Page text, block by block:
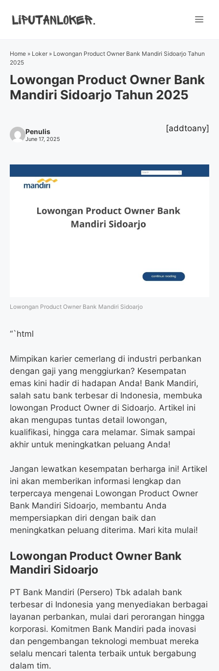
Home » Loker » Lowongan Product Owner Bank Mandiri Sidoarjo Tahun
2025
Lowongan Product Owner Bank
Mandiri Sidoarjo Tahun 2025
Penulis
June 17, 2025
[addtoany]
Lowongan Product Owner Bank Mandiri Sidoarjo
“`html
Mimpikan karier cemerlang di industri perbankan
dengan gaji yang menggiurkan? Kesempatan
emas kini hadir di hadapan Anda! Bank Mandiri,
salah satu bank terbesar di Indonesia, membuka
lowongan Product Owner di Sidoarjo. Artikel ini
akan mengupas tuntas detail lowongan,
kualifikasi, hingga cara melamar. Simak sampai
akhir untuk meningkatkan peluang Anda!
Jangan lewatkan kesempatan berharga ini! Artikel
ini akan memberikan informasi lengkap dan
terpercaya mengenai Lowongan Product Owner
Bank Mandiri Sidoarjo, membantu Anda
mempersiapkan diri dengan baik dan
meningkatkan peluang diterima. Mari kita mulai!
Lowongan Product Owner Bank
Mandiri Sidoarjo
PT Bank Mandiri (Persero) Tbk adalah bank
terbesar di Indonesia yang menyediakan berbagai
layanan perbankan, mulai dari perorangan hingga
korporasi. Komitmen Bank Mandiri pada inovasi
dan pengembangan teknologi membuat mereka
selalu mencari talenta terbaik untuk bergabung
dalam tim.